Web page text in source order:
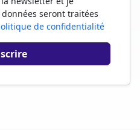
seront traitées
de confidentialité